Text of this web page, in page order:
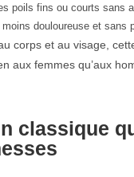
poils fins ou courts sans
douloureuse et sans
corps et au visage,
aux femmes qu’aux
classique